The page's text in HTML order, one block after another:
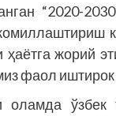
“2020-
жорий
фаол
оламда